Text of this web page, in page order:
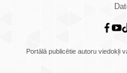
Portālā publicētie autoru viedokļi